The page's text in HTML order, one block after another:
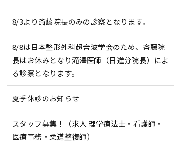
8/3より斎藤院長のみの診察となります。
8/8は日本整形外科超音波学会のため、斉藤院
長はお休みとなり滝澤医師（日進分院長）によ
る診察となります。
夏季休診のお知らせ
スタッフ募集！（求人 理学療法士・看護師・
医療事務・柔道整復師）